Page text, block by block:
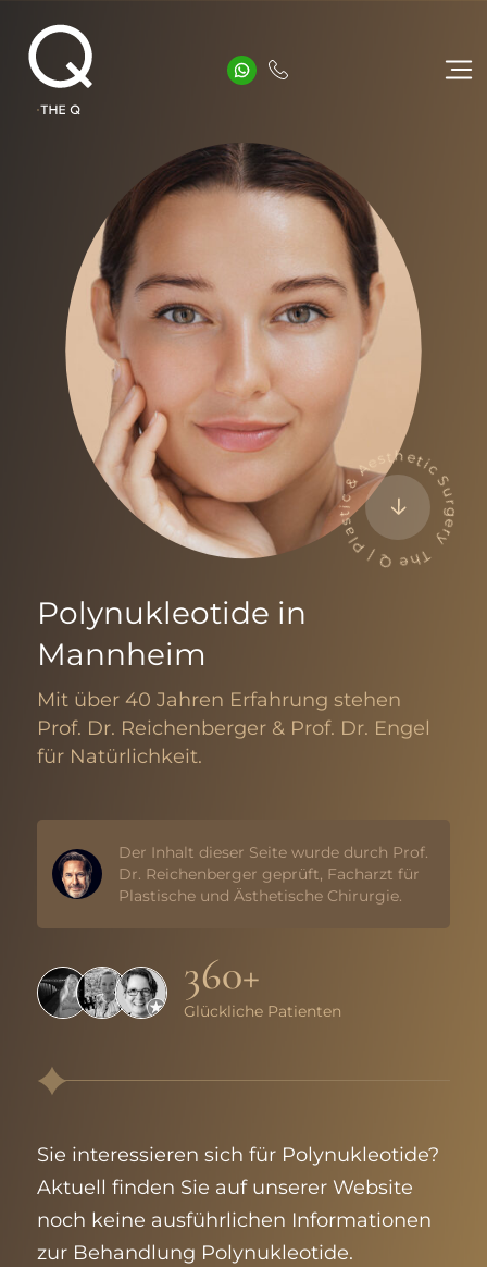
Polynukleotide in
Mannheim
Mit über 40 Jahren Erfahrung stehen
Prof. Dr. Reichenberger & Prof. Dr. Engel
für Natürlichkeit.
Der Inhalt dieser Seite wurde durch Prof.
Dr. Reichenberger geprüft, Facharzt für
Plastische und Ästhetische Chirurgie.
The Q | Plastic & Aesthetic Surgery
360+
Glückliche Patienten
Sie interessieren sich für Polynukleotide?
Aktuell finden Sie auf unserer Website
noch keine ausführlichen Informationen
zur Behandlung Polynukleotide.